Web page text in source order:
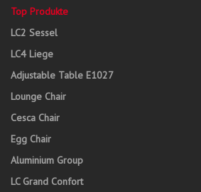
Top Produkte
LC2 Sessel
LC4 Liege
Adjustable Table E1027
Lounge Chair
Cesca Chair
Egg Chair
Aluminium Group
LC Grand Confort